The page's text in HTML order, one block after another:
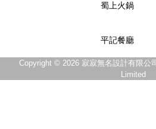
蜀上火鍋
平記餐廳
Copyright © 2026 寂寂無名設計有限公
Limited